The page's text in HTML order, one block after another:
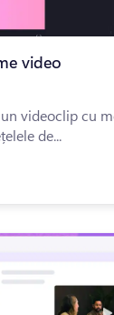
video
videoclip cu
de...